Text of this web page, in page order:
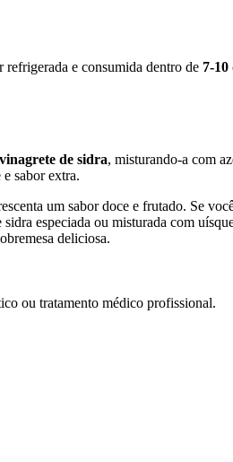
refrigerada e consumida dentro de 7-10
vinagrete de sidra, misturando-a com
sabor extra.
um sabor doce e frutado. Se
especiada ou misturada com
deliciosa.
ou tratamento médico profissional.